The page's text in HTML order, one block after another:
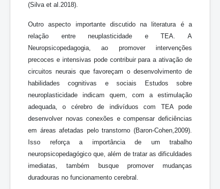
(Silva et al.2018).
Outro aspecto importante discutido na literatura é a
relação entre neuplasticidade e TEA. A
Neuropsicopedagogia, ao promover intervenções
precoces e intensivas pode contribuir para a ativação de
circuitos neurais que favoreçam o desenvolvimento de
habilidades cognitivas e sociais Estudos sobre
neuroplasticidade indicam quem, com a estimulação
adequada, o cérebro de indivíduos com TEA pode
desenvolver novas conexões e compensar deficiências
em áreas afetadas pelo transtorno (Baron-Cohen,2009).
Isso reforça a importância de um trabalho
neuropsicopedagógico que, além de tratar as dificuldades
imediatas, também busque promover mudanças
duradouras no funcionamento cerebral.